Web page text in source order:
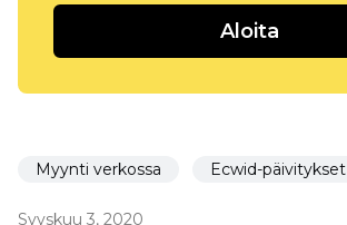
Aloita
Myynti verkossa Ecwid-päivitykset
Syyskuu 3, 2020